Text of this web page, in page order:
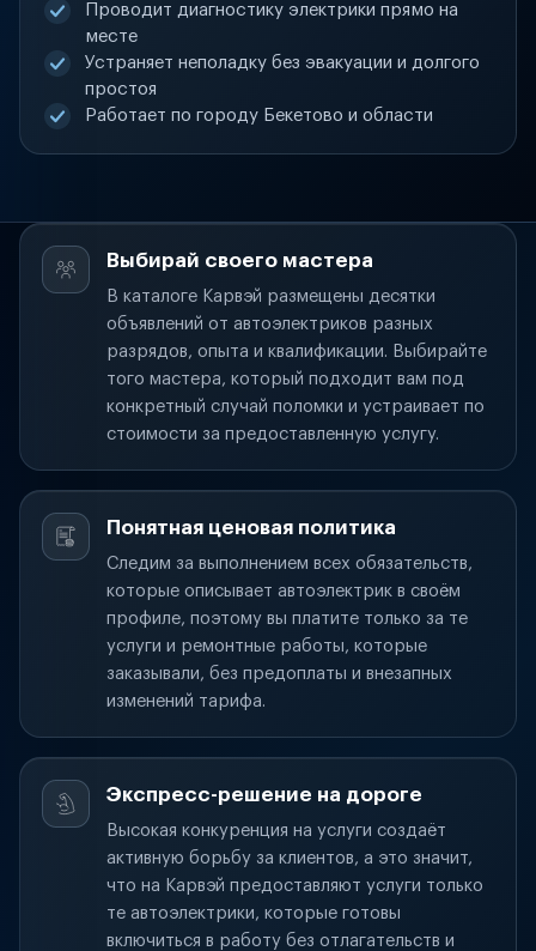
Проводит диагностику электрики прямо на
месте
Устраняет неполадку без эвакуации и долгого
простоя
Работает по городу Бекетово и области
Выбирай своего мастера
В каталоге Карвэй размещены десятки
объявлений от автоэлектриков разных
разрядов, опыта и квалификации. Выбирайте
того мастера, который подходит вам под
конкретный случай поломки и устраивает по
стоимости за предоставленную услугу.
Понятная ценовая политика
Следим за выполнением всех обязательств,
которые описывает автоэлектрик в своём
профиле, поэтому вы платите только за те
услуги и ремонтные работы, которые
заказывали, без предоплаты и внезапных
изменений тарифа.
Экспресс-решение на дороге
Высокая конкуренция на услуги создаёт
активную борьбу за клиентов, а это значит,
что на Карвэй предоставляют услуги только
те автоэлектрики, которые готовы
включиться в работу без отлагательств и